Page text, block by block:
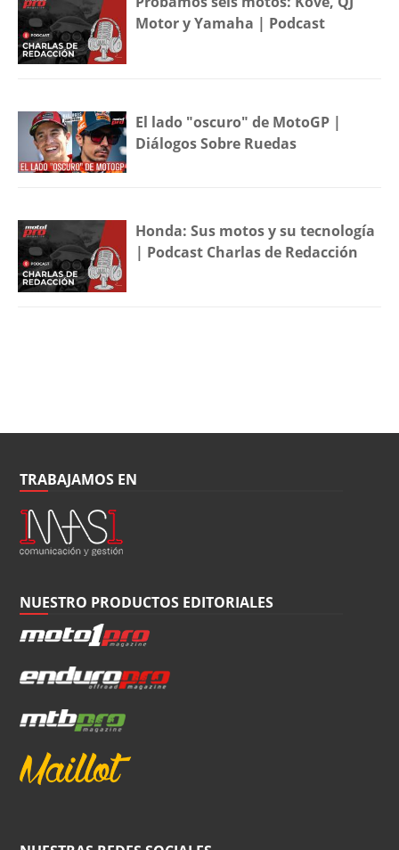
Motor y Yamaha | Podcast
El lado "oscuro" de MotoGP |
Diálogos Sobre Ruedas
Honda: Sus motos y su tecnología
| Podcast Charlas de Redacción
TRABAJAMOS EN
NUESTRO PRODUCTOS EDITORIALES